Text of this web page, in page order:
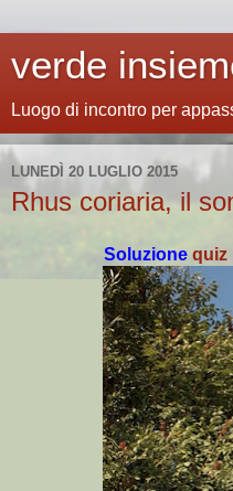
verde
Luogo di incontro per
LUNEDÌ 20 LUGLIO 2015
Rhus coriaria, il
Soluzione quiz